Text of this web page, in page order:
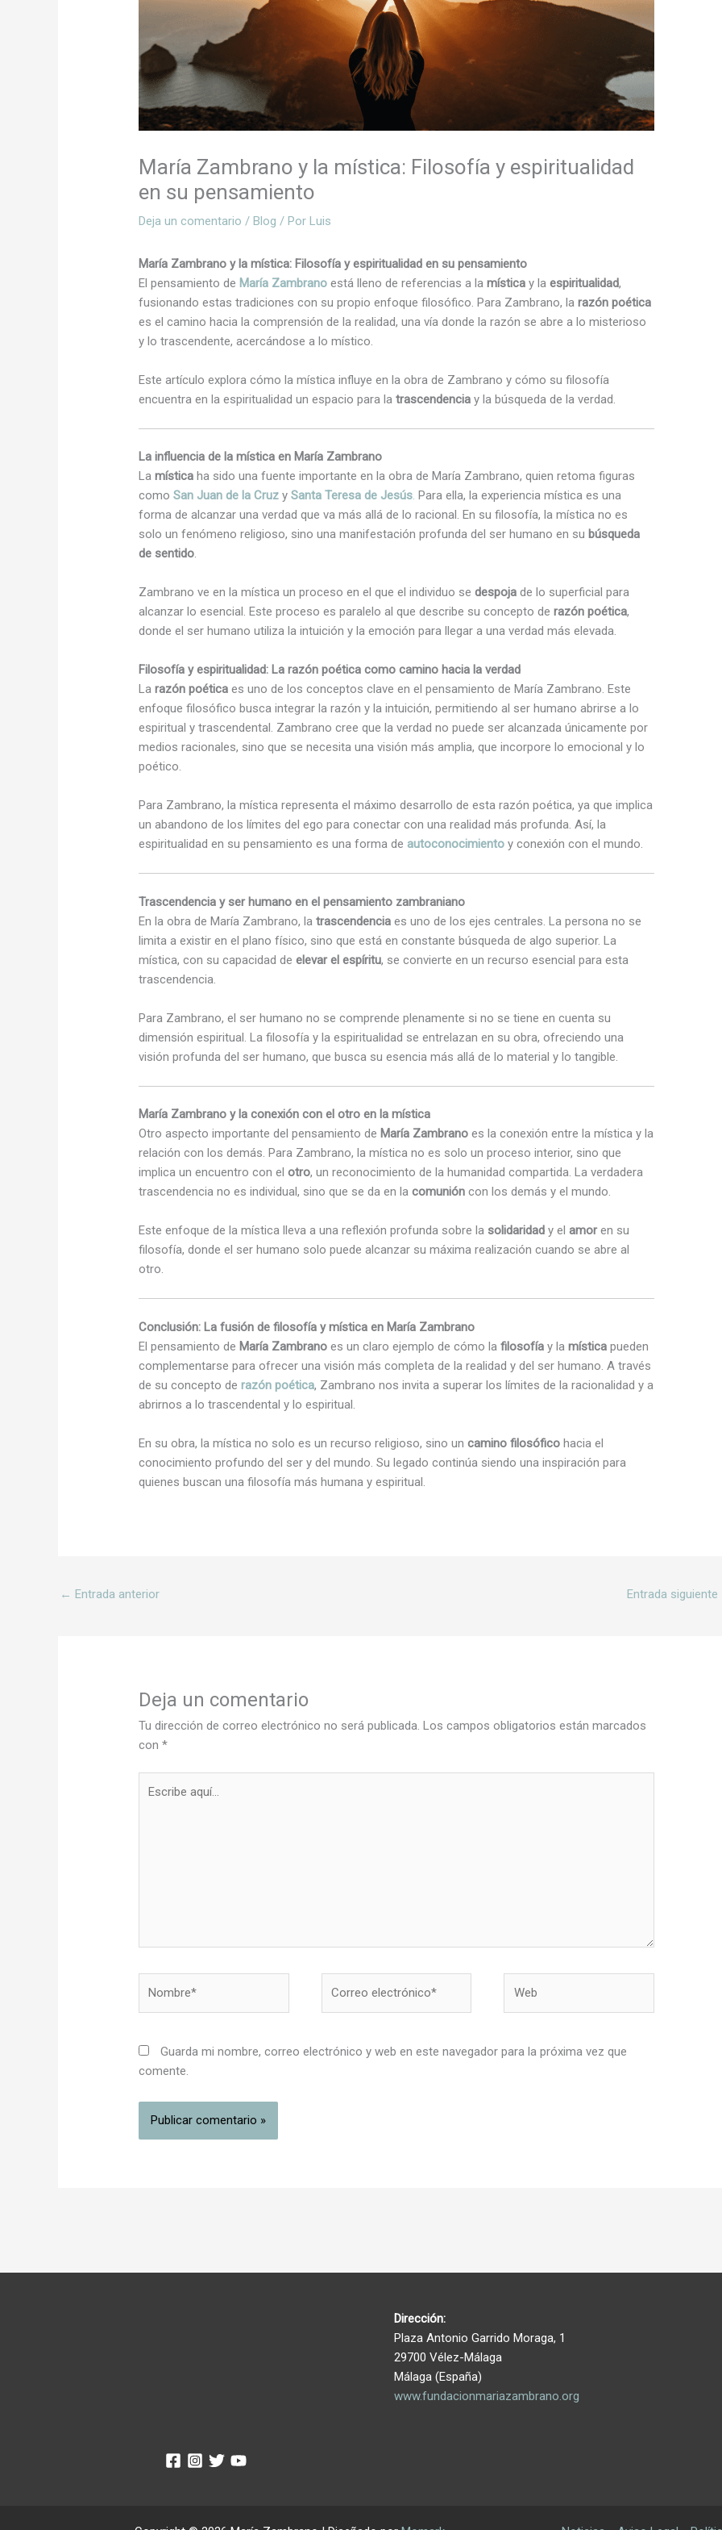
María Zambrano y la mística: Filosofía y espiritualidad
en su pensamiento
Deja un comentario /Blog / PorLuis
María Zambrano y la mística: Filosofía y espiritualidad en su pensamiento
El pensamiento de María Zambrano está lleno de referencias a lamística y laespiritualidad,
fusionando estas tradiciones con su propio enfoque filosófico. Para Zambrano, larazón poética
es el camino hacia la comprensión de la realidad, una vía donde la razón se abre a lo misterioso
y lo trascendente, acercándose a lo místico.
Este artículo explora cómo la mística influye en la obra de Zambrano y cómo su filosofía
encuentra en la espiritualidad un espacio para latrascendencia y la búsqueda de la verdad.
La influencia de la mística en María Zambrano
Lamística ha sido una fuente importante en la obra de María Zambrano, quien retoma figuras
comoSan Juan de la Cruz ySanta Teresa de Jesús. Para ella, la experiencia mística es una
forma de alcanzar una verdad que va más allá de lo racional. En su filosofía, la mística no es
solo un fenómeno religioso, sino una manifestación profunda del ser humano en su búsqueda
de sentido.
Zambrano ve en la mística un proceso en el que el individuo sedespoja de lo superficial para
alcanzar lo esencial. Este proceso es paralelo al que describe su concepto derazón poética,
donde el ser humano utiliza la intuición y la emoción para llegar a una verdad más elevada.
Filosofía y espiritualidad: La razón poética como camino hacia la verdad
Larazón poética es uno de los conceptos clave en el pensamiento de María Zambrano. Este
enfoque filosófico busca integrar la razón y la intuición, permitiendo al ser humano abrirse a lo
espiritual y trascendental. Zambrano cree que la verdad no puede ser alcanzada únicamente por
medios racionales, sino que se necesita una visión más amplia, que incorpore lo emocional y lo
poético.
Para Zambrano, la mística representa el máximo desarrollo de esta razón poética, ya que implica
un abandono de los límites del ego para conectar con una realidad más profunda. Así, la
espiritualidad en su pensamiento es una forma deautoconocimiento y conexión con el mundo.
Trascendencia y ser humano en el pensamiento zambraniano
En la obra de María Zambrano, latrascendencia es uno de los ejes centrales. La persona no se
limita a existir en el plano físico, sino que está en constante búsqueda de algo superior. La
mística, con su capacidad deelevar el espíritu, se convierte en un recurso esencial para esta
trascendencia.
Para Zambrano, el ser humano no se comprende plenamente si no se tiene en cuenta su
dimensión espiritual. La filosofía y la espiritualidad se entrelazan en su obra, ofreciendo una
visión profunda del ser humano, que busca su esencia más allá de lo material y lo tangible.
María Zambrano y la conexión con el otro en la mística
Otro aspecto importante del pensamiento de María Zambrano es la conexión entre la mística y la
relación con los demás. Para Zambrano, la mística no es solo un proceso interior, sino que
implica un encuentro con elotro, un reconocimiento de la humanidad compartida. La verdadera
trascendencia no es individual, sino que se da en lacomunión con los demás y el mundo.
Este enfoque de la mística lleva a una reflexión profunda sobre lasolidaridad y elamoren su
filosofía, donde el ser humano solo puede alcanzar su máxima realización cuando se abre al
otro.
Conclusión: La fusión de filosofía y mística en María Zambrano
El pensamiento de María Zambrano es un claro ejemplo de cómo lafilosofía y lamística pueden
complementarse para ofrecer una visión más completa de la realidad y del ser humano. A través
de su concepto derazón poética, Zambrano nos invita a superar los límites de la racionalidad y a
abrirnos a lo trascendental y lo espiritual.
En su obra, la mística no solo es un recurso religioso, sino uncamino filosófico hacia el
conocimiento profundo del ser y del mundo. Su legado continúa siendo una inspiración para
quienes buscan una filosofía más humana y espiritual.
← Entrada anterior Entrada siguiente
Deja un comentario
Tu dirección de correo electrónico no será publicada. Los campos obligatorios están marcados
con*
aquí...
electrónico*
Guarda mi nombre, correo electrónico y web en este navegador para la próxima vez que
comente.
Dirección:
Plaza Antonio Garrido Moraga, 1
29700 Vélez-Málaga
Málaga (España)
www.fundacionmariazambrano.org